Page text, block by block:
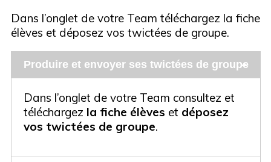
Dans l’onglet de votre Team téléchargez la fiche
élèves et déposez vos twictées de groupe.
Produire et envoyer ses twictées de groupe
Dans l’onglet de votre Team consultez et
téléchargez la fiche élèves et déposez
vos twictées de groupe.